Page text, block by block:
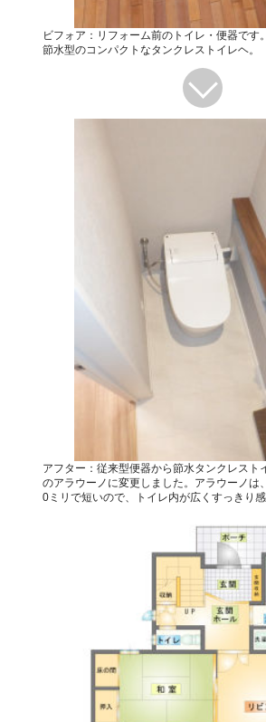
ビフォア：リフォーム前のトイレ・便器です
節水型のコンパクトなタンクレストイレヘ。
アフター：従来型便器から節水タンクレスト
のアラウーノに変更しました。アラウーノは
0ミリで短いので、トイレ内が広くすっきり感